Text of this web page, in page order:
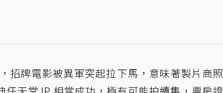
招牌電影被異軍突起拉下馬，意味著製片商照